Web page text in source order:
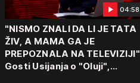
04:58
"NISMO ZNALI DA LI JE TATA
ŽIV, A MAMA GA JE
PREPOZNALA NA TELEVIZIJI"
Gosti Usijanja o "Oluji",